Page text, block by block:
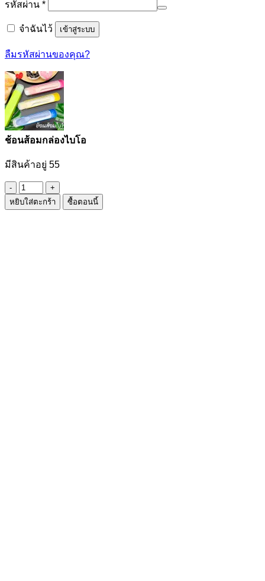
รหัสผ่าน *ต้องการ
จำฉันไว้ เข้าสู่ระบบ
ลืมรหัสผ่านของคุณ?
ช้อนส้อมกล่องไบโอ
มีสินค้าอยู่ 55
จำนวน
ช้อน
หยิบใส่ตะกร้า ซื้อตอนนี้